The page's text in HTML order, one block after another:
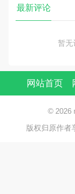
最新评论
暂无
网站首页
© 2026
版权归原作者